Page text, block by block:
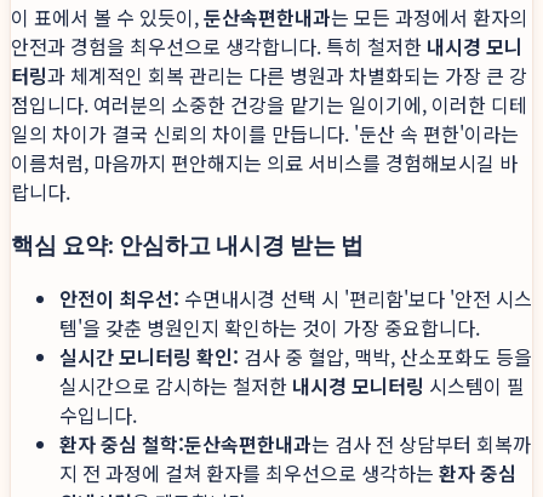
이 표에서 볼 수 있듯이,둔산속편한내과는 모든 과정에서 환자의
안전과 경험을 최우선으로 생각합니다. 특히 철저한 내시경 모니
터링과 체계적인 회복 관리는 다른 병원과 차별화되는 가장 큰 강
점입니다. 여러분의 소중한 건강을 맡기는 일이기에, 이러한 디테
일의 차이가 결국 신뢰의 차이를 만듭니다. '둔산 속 편한'이라는
이름처럼, 마음까지 편안해지는 의료 서비스를 경험해보시길 바
랍니다.
핵심 요약: 안심하고 내시경 받는 법
안전이 최우선: 수면내시경 선택 시 '편리함'보다 '안전 시스
템'을 갖춘 병원인지 확인하는 것이 가장 중요합니다.
실시간 모니터링 확인: 검사 중 혈압, 맥박, 산소포화도 등을
실시간으로 감시하는 철저한 내시경 모니터링 시스템이 필
수입니다.
환자 중심 철학:둔산속편한내과는 검사 전 상담부터 회복까
지 전 과정에 걸쳐 환자를 최우선으로 생각하는 환자 중심